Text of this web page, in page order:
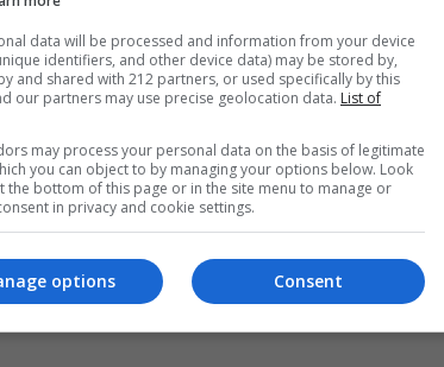
και παρουσιάζεται έως την Κυριακή 4
data will be processed and information from your device
identifiers, and other device data) may be stored by,
and shared with 212 partners, or used specifically by this
our partners may use precise geolocation data. List of
may process your personal data on the basis of legitimate
you can object to by managing your options below. Look
the bottom of this page or in the site menu to manage or
in privacy and cookie settings.
Consent
options